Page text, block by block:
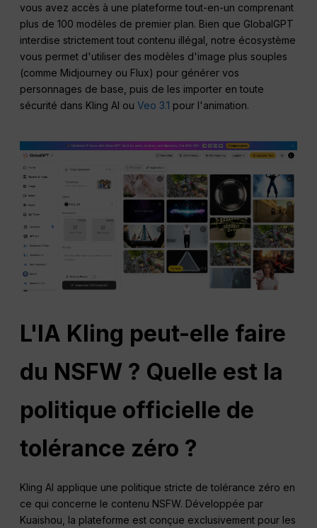
vous avez accès à une plateforme tout-en-un comprenant
plus de 100 modèles de premier plan. Bien que GlobalGPT
interdise strictement tout contenu illégal, notre écosystème
vous permet d'utiliser des modèles d'image plus souples
(comme Midjourney ou Flux) pour générer vos
personnages de base, puis de les importer en toute
sécurité dans Kling AI ouVeo 3.1 pour l'animation.
L'IA Kling peut-elle faire
du NSFW ? Quelle est la
politique officielle de
tolérance zéro ?
Kling AI applique une politique stricte de tolérance zéro en
ce qui concerne le contenu NSFW. Développée par
Kuaishou, la plateforme est conçue exclusivement pour les